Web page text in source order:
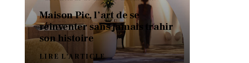
Maison Pic, l’art de se
réinventer sans jamais trahir
son histoire
LIRE L'ARTICLE